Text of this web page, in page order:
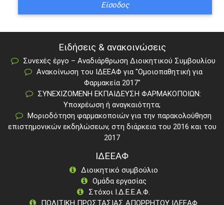
Ειδήσεις & ανακοινώσεις
Συνεχές έργο – Αναδιάρθρωση Διοικητικού Συμβουλίου
Ανακοίνωση του ΙΔΕΕΑΦ για "Ομοιοπαθητική για
Φαρμακεία 2017"
ΣΥΝΕΧΙΖΟΜΕΝΗ ΕΚΠΑΙΔΕΥΣΗ ΦΑΡΜΑΚΟΠΟΙΩΝ:
Υποχρέωση ή αναγκαιότητα;
Μοριοδότηση φαρμακοποιών για την παρακολούθηση
επιστημονικών εκδηλώσεων, στη διάρκεια του 2016 και του
2017
ΙΔΕΕΑΦ
Διοικητικό συμβούλιο
Ομάδα εργασίας
Στόχοι Ι.Δ.Ε.Ε.Α.Φ.
ΠΟΛΙΤΙΚΗ ΠΡΟΣΤΑΣΙΑΣ ΑΠΟΡΡΗΤΟΥ ΙΔΕΕΑΦ